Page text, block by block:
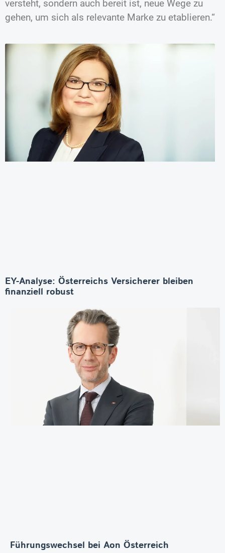
versteht, sondern auch bereit ist, neue Wege zu
gehen, um sich als relevante Marke zu etablieren.“
EY-Analyse: Österreichs Versicherer bleiben
finanziell robust
Führungswechsel bei Aon Österreich